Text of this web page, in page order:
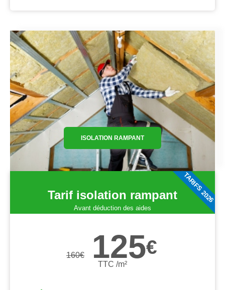
ISOLATION RAMPANT
Tarif isolation rampant
Avant déduction des aides
160€ 125€
TTC /m²
TARIFS 2026